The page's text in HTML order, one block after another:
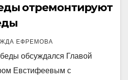
отремонтируют
ЕФРЕМОВА
обсуждался Главой
Евстифеевым с